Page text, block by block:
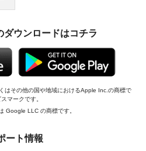
ダウンロードはコチラ
はその他の国や地域におけるApple Inc.の商標で
マークです。
Google LLC の商標です。
ート情報